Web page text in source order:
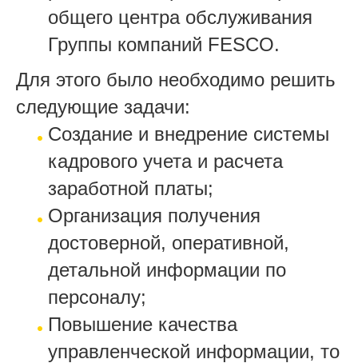
общего центра обслуживания
Группы компаний FESCO.
Для этого было необходимо решить
следующие задачи:
Создание и внедрение системы
кадрового учета и расчета
заработной платы;
Организация получения
достоверной, оперативной,
детальной информации по
персоналу;
Повышение качества
управленческой информации, то